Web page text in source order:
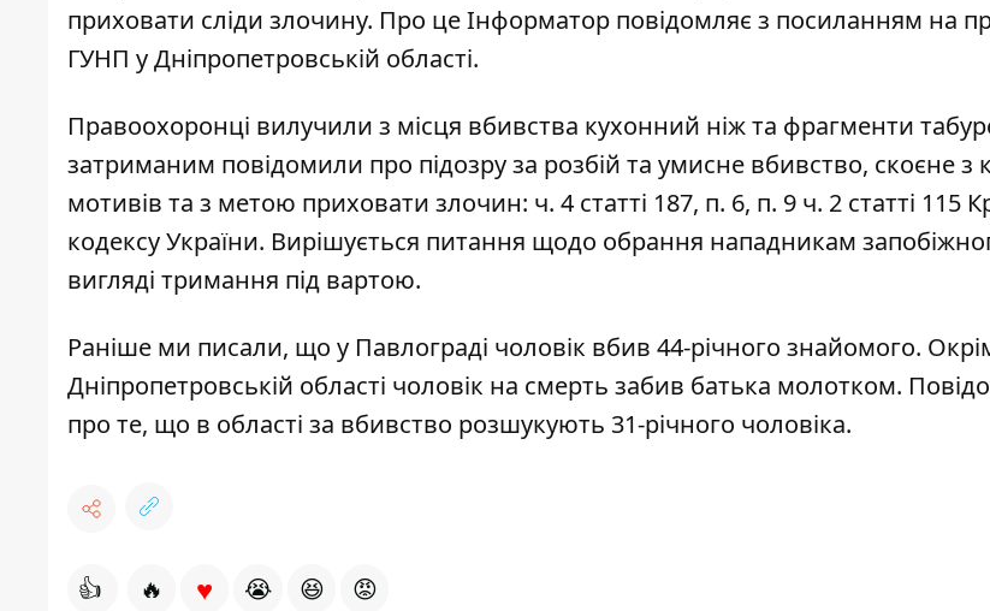
приховати сліди злочину. Про це Інформатор повідомляє з посиланням на
ГУНП у Дніпропетровській області.
Правоохоронці вилучили з місця вбивства кухонний ніж та фрагменти
затриманим повідомили про підозру за розбій та умисне вбивство, скоєне з
мотивів та з метою приховати злочин: ч. 4 статті 187, п. 6, п. 9 ч. 2 статті 115
кодексу України. Вирішується питання щодо обрання нападникам
вигляді тримання під вартою.
Раніше ми писали, що у Павлограді чоловік вбив 44-річного знайомого.
Дніпропетровській області чоловік на смерть забив батька молотком.
про те, що в області за вбивство розшукують 31-річного чоловіка.
👍 🔥 ♥ 😭 😆 😡